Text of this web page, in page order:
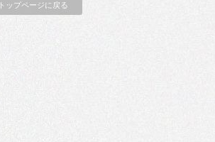
トップページに戻る